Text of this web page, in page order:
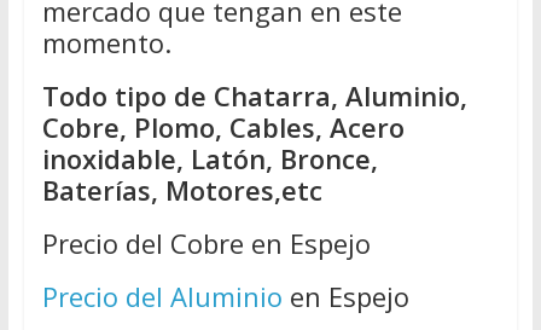
mercado que tengan en este
momento.
Todo tipo de Chatarra, Aluminio,
Cobre, Plomo, Cables, Acero
inoxidable, Latón, Bronce,
Baterías, Motores,etc
Precio del Cobre en Espejo
Precio del Aluminio en Espejo